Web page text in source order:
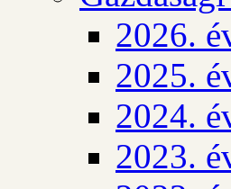
2026.
2025.
2024.
2023.